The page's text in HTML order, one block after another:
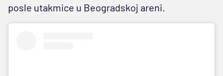
posle utakmice u Beogradskoj areni.